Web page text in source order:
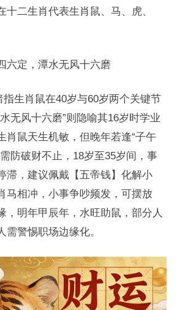
十二生肖代表生肖鼠、马、虎、
六定，潭水无风十六磨
指生肖鼠在40岁与60岁两个关键节
无风十六磨”则隐喻其16岁时学业
肖鼠天生机敏，但晚年若逢“子午
防破财不止，18岁至35岁间，事
滞，建议佩戴【五帝钱】化解小
马相冲，小事争吵频发，可摆放
，明年甲辰年，水旺助鼠，部分人
需警惕职场边缘化。